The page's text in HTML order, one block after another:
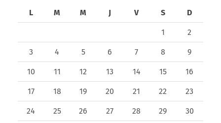
L
M M J V S D
1 2
3 4 5 6 7 8 9
10 11 12 13 14 15 16
17 18 19 20 21 22 23
24 25 26 27 28 29 30